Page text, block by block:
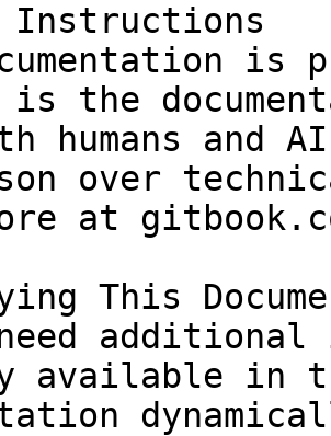
Instructions
is
is the
humans and
over
at
This
available in